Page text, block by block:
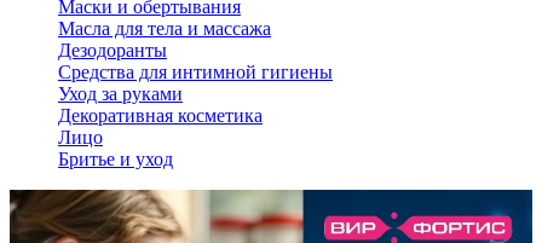
Маски и обертывания
Масла для тела и массажа
Дезодоранты
Средства для интимной гигиены
Уход за руками
Декоративная косметика
Лицо
Бритье и уход